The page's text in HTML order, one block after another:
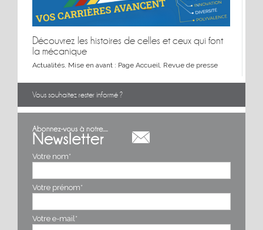
Découvrez les histoires de celles et ceux qui font la
mécanique
Découvrez les histoires de celles et ceux qui font
la mécanique
Actualités Mise en avant : Page Accueil Revue de presse
Vous souhaitez rester informé ?
Votre nom*
Votre prénom*
Votre e-mail*